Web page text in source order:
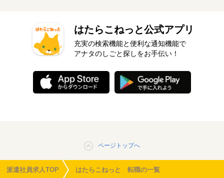
はたらこねっと公式アプリ
充実の検索機能と便利な通知機能で
アナタのしごと探しをお手伝い！
ページトップへ
派遣社員求人TOP はたらこねっと 転職の一覧